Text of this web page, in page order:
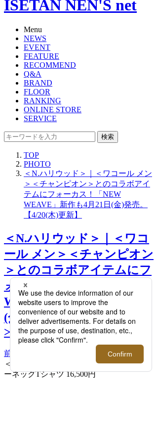
ISETAN NEN'S net
Menu
NEWS
EVENT
FEATURE
RECOMMEND
Q&A
BRAND
FLOOR
RANKING
ONLINE STORE
SERVICE
検索
TOP
PHOTO
＜N.ハリウッド＞｜＜ワコール メン
＞＜チャンピオン＞とのコラボアイ
テムにフォーカス！「NEW
WEAVE」新作も4月21日(金)発売。
【4/20(木)更新】
＜N.ハリウッド＞｜＜ワコ
ール メン＞＜チャンピオン
＞とのコラボアイテムにフ
ォーカス！「NEW
WEAVE」新作も4月21日
(金)発売。【4/20(木)更新】
>>
前へ
＜N.ハリウッド＞×＜チャンピオン＞クル
ーネックTシャツ 16,500円